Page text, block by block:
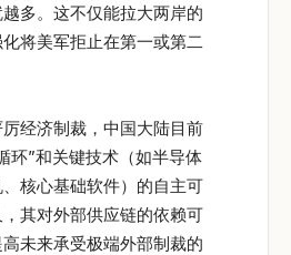
多。这不仅能拉大两岸的
将美军拒止在第一或第二
经济制裁，中国大陆目前
环”和关键技术（如半导体
核心基础软件）的自主可
其对外部供应链的依赖可
未来承受极端外部制裁的